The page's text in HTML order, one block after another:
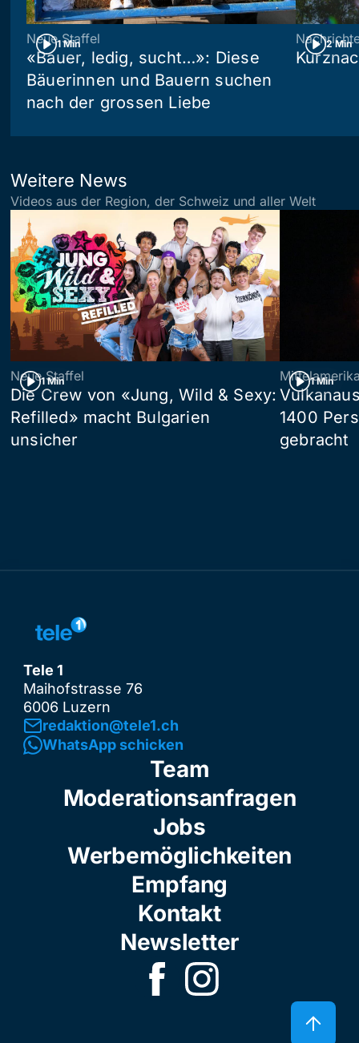
1 Min
Neue Staffel
«Bauer, ledig, sucht…»: Diese
Bäuerinnen und Bauern suchen
nach der grossen Liebe
2 Min
Weitere News
Videos aus der Region, der Schweiz und aller Welt
1 Min
Neue Staffel
Die Crew von «Jung, Wild & Sexy:
Refilled» macht Bulgarien
unsicher
1 Min
1400
gebracht
Tele 1
Maihofstrasse 76
6006 Luzern
redaktion@tele1.ch
WhatsApp schicken
Team
Moderationsanfragen
Jobs
Werbemöglichkeiten
Empfang
Kontakt
Newsletter